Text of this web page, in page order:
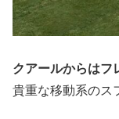
クアールからはフ
貴重な移動系のス